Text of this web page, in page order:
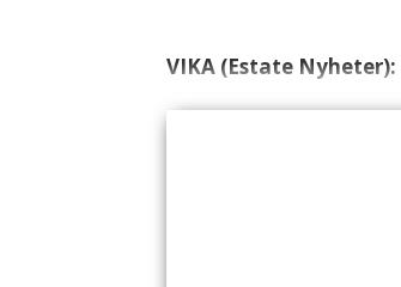
VIKA (Estate Nyheter):